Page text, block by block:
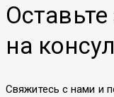
на
Свяжитесь с нами и